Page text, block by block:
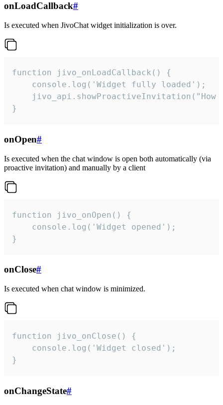
onLoadCallback#
Is executed when JivoChat widget initialization is over.
function jivo_onLoadCallback() {
    console.log('Widget fully loaded');
jivo_api.showProactiveInvitation("How
}
onOpen#
Is executed when the chat window is open both automatically (via
proactive invitation) and manually by a client
function jivo_onOpen() {
    console.log('Widget opened');
}
onClose#
Is executed when chat window is minimized.
function jivo_onClose() {
    console.log('Widget closed');
}
onChangeState#